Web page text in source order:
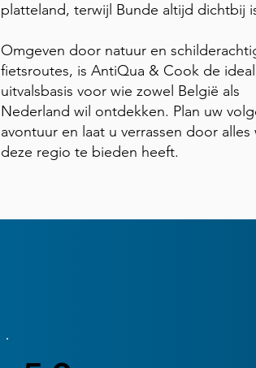
platteland, terwijl Bunde altijd dichtbij
Omgeven door natuur en
fietsroutes, is AntiQua & Cook de
uitvalsbasis voor wie zowel België als
Nederland wil ontdekken. Plan uw
avontuur en laat u verrassen door alles
deze regio te bieden heeft.